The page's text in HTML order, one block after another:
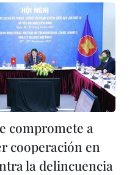
compromete a
cooperación en
la delincuencia